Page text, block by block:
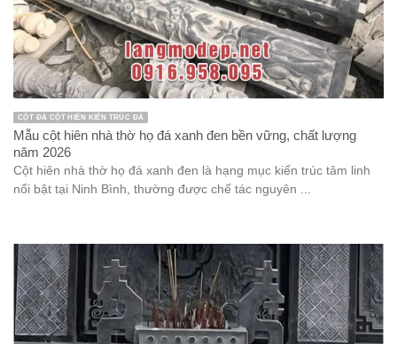
CỘT ĐÁ CỘT HIÊN KIẾN TRÚC ĐÁ
Mẫu cột hiên nhà thờ họ đá xanh đen bền vững, chất lượng
năm 2026
Cột hiên nhà thờ họ đá xanh đen là hạng mục kiến trúc tâm linh
nổi bật tại Ninh Bình, thường được chế tác nguyên ...